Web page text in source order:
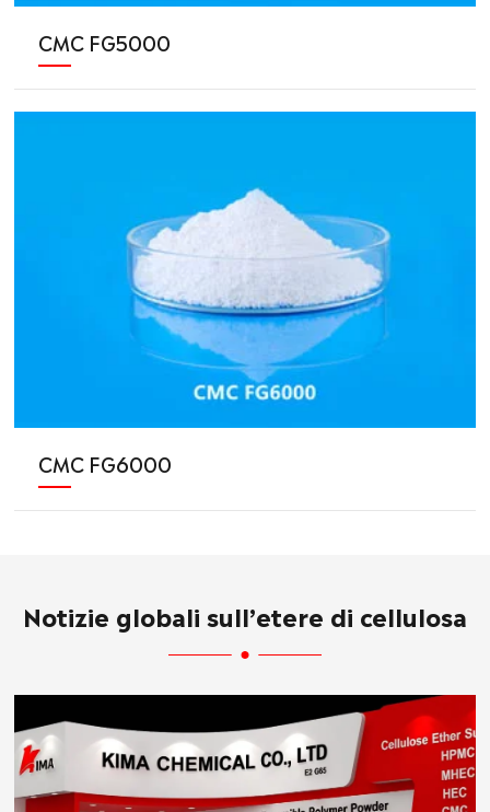
CMC FG5000
CMC FG6000
Notizie globali sull’etere di cellulosa